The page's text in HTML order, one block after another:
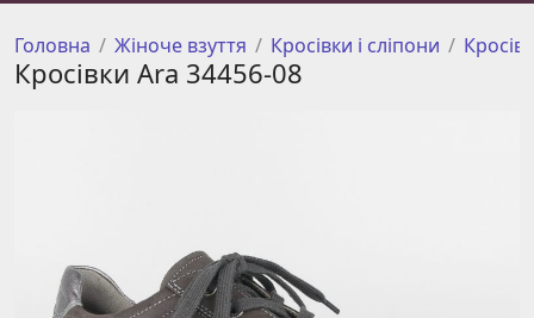
Головна Жіноче взуття Кросівки і сліпони
Кросівки Ara 34456-08